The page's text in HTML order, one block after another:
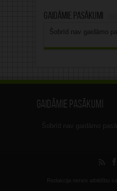
Gaidāmie pasākumi
Šobrīd nav gaidāmo
Gaidāmie pasākumi
Šobrīd nav gaidāmo
Redakcija nenes atbildību